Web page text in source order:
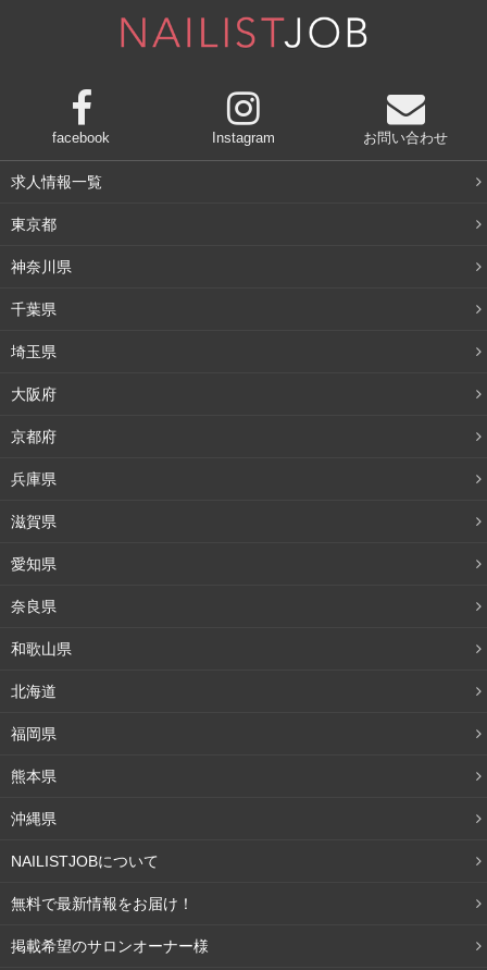
facebook Instagram お問い合わせ
求人情報一覧
東京都
神奈川県
千葉県
埼玉県
大阪府
京都府
兵庫県
滋賀県
愛知県
奈良県
和歌山県
北海道
福岡県
熊本県
沖縄県
NAILISTJOBについて
無料で最新情報をお届け！
掲載希望のサロンオーナー様